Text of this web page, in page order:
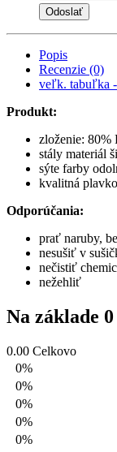
Popis
Recenzie (0)
veľk. tabuľka
Produkt:
zloženie:
stály materiál
sýte farby
kvalitná
prať naruby,
nesušiť v
nečistiť
nežehliť
Na základe
0.00 Celkovo
0%
0%
0%
0%
0%